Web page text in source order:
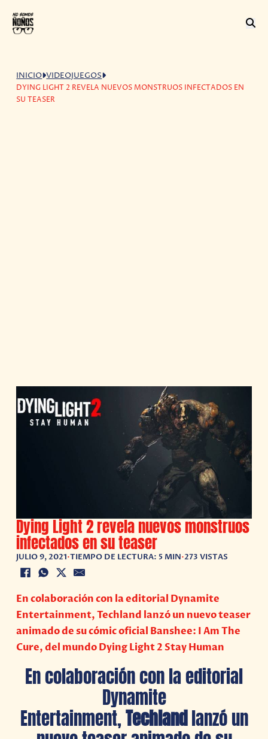
INICIO VIDEOJUEGOS
DYING LIGHT 2 REVELA NUEVOS MONSTRUOS INFECTADOS EN
SU TEASER
Dying Light 2 revela nuevos monstruos
infectados en su teaser
JULIO 9, 2021•TIEMPO DE LECTURA: 5 MIN•273 VISTAS
En colaboración con la editorial Dynamite
Entertainment, Techland lanzó un nuevo teaser
animado de su cómic oficial Banshee: I Am The
Cure, del mundo Dying Light 2 Stay Human
En colaboración con la editorial
Dynamite
Entertainment,Techlandlanzó un